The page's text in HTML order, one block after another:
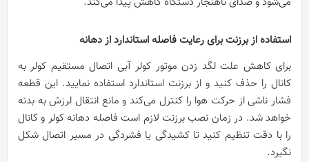
استفاده از برزنت برای رعایت فاصله استاندارد از دهانه
برای کاهش علت لگد زدن موتور کولر آبی اتصال مستقیم کولر به
کانال را حذف کنید و از برزنت استاندارد استفاده نمایید. این قطعه
فشار ناشی از حرکت هوا را کنترل می‌کند و مانع انتقال لرزش به بدنه
خواهد شد. در زمان نصب برزنت لازم است فاصله دهانه کولر و کانال
را با دقت تنظیم کنید تا کشیدگی یا فشردگی در مسیر اتصال شکل
نگیرد.